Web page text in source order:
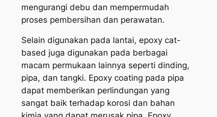
mengurangi debu dan mempermudah
proses pembersihan dan perawatan.
Selain digunakan pada lantai, epoxy cat-
based juga digunakan pada berbagai
macam permukaan lainnya seperti dinding,
pipa, dan tangki. Epoxy coating pada pipa
dapat memberikan perlindungan yang
sangat baik terhadap korosi dan bahan